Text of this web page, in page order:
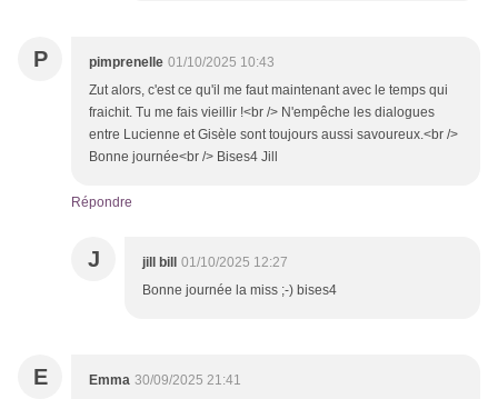
P pimprenelle 01/10/2025 10:43
Zut alors, c'est ce qu'il me faut maintenant avec le temps qui
fraichit. Tu me fais vieillir !<br /> N'empêche les dialogues
entre Lucienne et Gisèle sont toujours aussi savoureux.<br />
Bonne journée<br /> Bises4 Jill
Répondre
J jill bill
01/10/2025 12:27
Bonne journée la miss ;-) bises4
E Emma 30/09/2025 21:41